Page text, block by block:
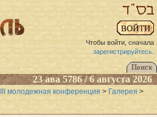
Чтобы войти, сначала
зарегистрируйтесь.
23 ава 5786 / 6 августа 2026
III молодежная конференция > Галерея >